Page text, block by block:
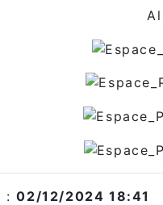
:02/12/2024 18:41